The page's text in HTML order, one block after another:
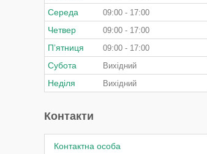
Середа 09:00 17:00
Четвер 09:00 17:00
Пʼятниця 09:00 17:00
Субота Вихідний
Неділя Вихідний
Контакти